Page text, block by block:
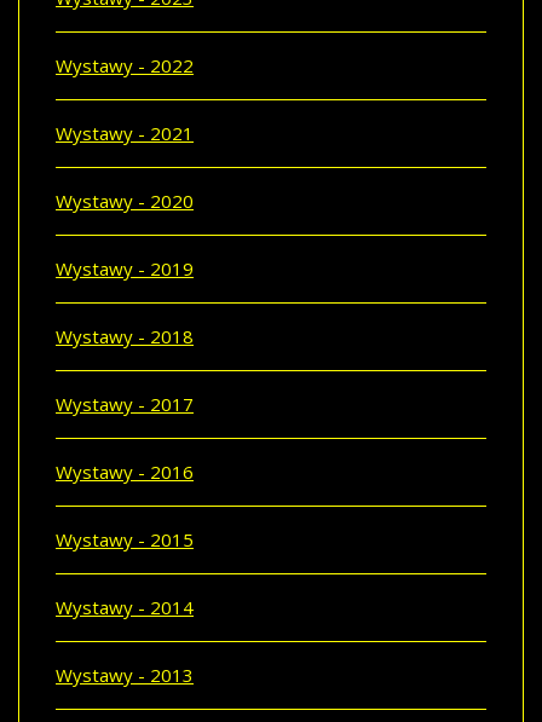
Wystawy - 2022
Wystawy - 2021
Wystawy - 2020
Wystawy - 2019
Wystawy - 2018
Wystawy - 2017
Wystawy - 2016
Wystawy - 2015
Wystawy - 2014
Wystawy - 2013